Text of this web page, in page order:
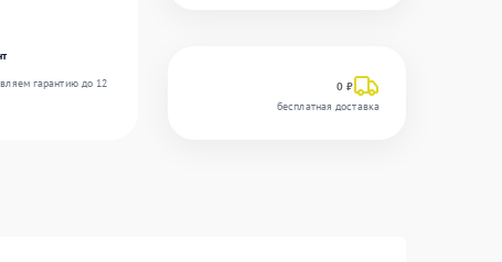
гарантию до 12
0 ₽
бесплатная доставка